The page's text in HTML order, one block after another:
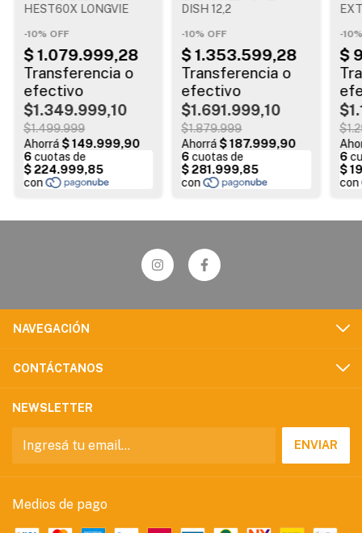
HEST60X LONGVIE
-10% OFF
$1.349.999,10
$1.499.999
DISH 12,2
-10% OFF
$1.691.999,10
$1.879.999
-10
NAVEGACIÓN
CONTÁCTANOS
NEWSLETTER
Medios de pago